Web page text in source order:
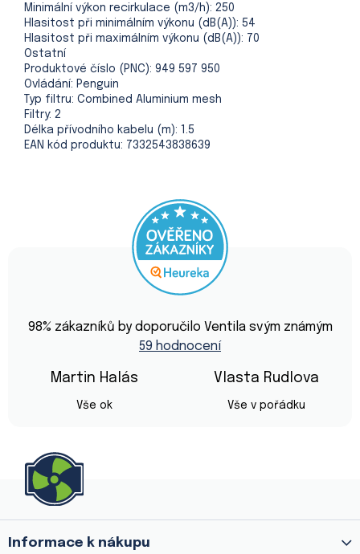
Minimální výkon recirkulace (m3/h): 250
Hlasitost při minimálním výkonu (dB(A)): 54
Hlasitost při maximálním výkonu (dB(A)): 70
Ostatní
Produktové číslo (PNC): 949 597 950
Ovládání: Penguin
Typ filtru: Combined Aluminium mesh
Filtry: 2
Délka přívodního kabelu (m): 1.5
EAN kód produktu: 7332543838639
hodnocení
obchodu
je
hvězdiček.
98% zákazníků by doporučilo Ventila svým známým
59 hodnocení
Martin Halás
Vše ok
Vlasta Rudlova
Vše v pořádku
p
aInformace k nákupu